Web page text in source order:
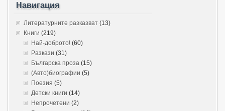
Навигация
Литературните разказват (13)
Книги (219)
Най-доброто! (60)
Разкази (31)
Българска проза (15)
(Авто)биографии (5)
Поезия (5)
Детски книги (14)
Непрочетени (2)